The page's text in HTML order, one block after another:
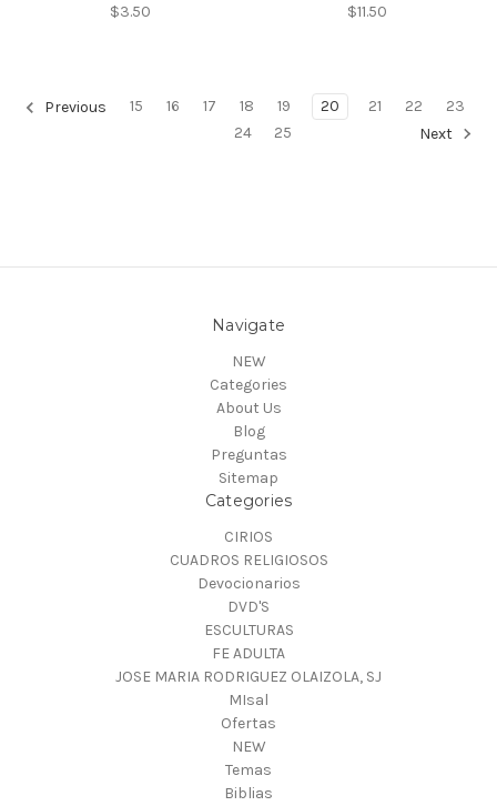
$3.50 $11.50
Previous 15 16 17 18 19 20 21 22
23
24
25 Next
Navigate
NEW
Categories
About Us
Blog
Preguntas
Sitemap
Categories
CIRIOS
CUADROS RELIGIOSOS
Devocionarios
DVD'S
ESCULTURAS
FE ADULTA
JOSE MARIA RODRIGUEZ OLAIZOLA, SJ
MIsal
Ofertas
NEW
Temas
Biblias